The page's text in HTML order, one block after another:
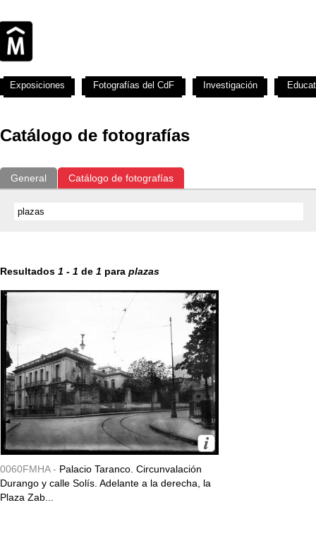
Catálogo de fotografías
General Catálogo de fotografías
Resultados 1 - 1 de 1 para plazas
0060FMHA - Palacio Taranco. Circunvalación
Durango y calle Solís. Adelante a la derecha, la
Plaza Zab...
Exposiciones Fotografías del CdF Investigación